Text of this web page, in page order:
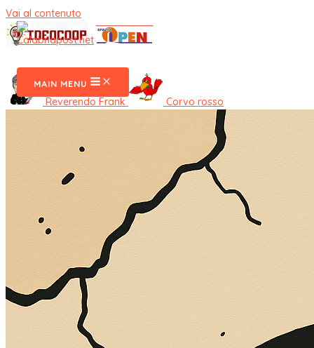
Vai al contenuto
MAIN MENU
Reverendo Frank Corvo rosso